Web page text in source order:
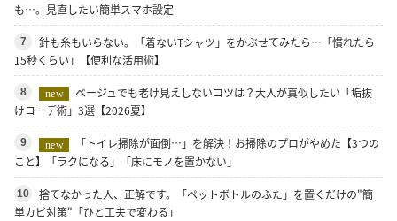
も…。見直したい簡単スマホ設定
7
針も糸もいらない。「着ないTシャツ」をかぶせてみたら…「慣れたら
15秒くらい」【便利な活用術】
8 new
ベージュでも老け見えしないコツは？大人が真似したい「垢抜
けコーデ術」3選【2026夏】
9 new
「トイレ掃除が面倒…」を解決！お掃除のプロがやめた【3つの
こと】「ラクになる」「床にモノを置かない」
10
捨てなかった人、正解です。「ペットボトルのふた」を置くだけの"簡
単カビ対策"「ひと工夫で変わる」